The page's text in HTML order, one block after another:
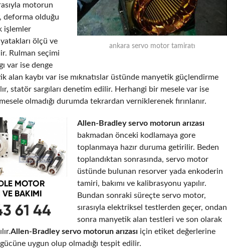
ankara servo motor tamiratı
motorun
deforma olduğu
işlemler
ölçü ve
Rulman seçimi
var ise denge
alan kaybı var ise mıknatıslar üstünde manyetik güçlendirme
statör sargıları denetim edilir. Herhangi bir mesele var ise
mesele olmadığı durumda tekrardan verniklerenek fırınlanır.
Allen-Bradley servo motorun arızası
bakmadan önceki kodlamaya gore
toplanmaya hazır duruma getirilir. Beden
toplandıktan sonrasında, servo motor
üstünde bulunan resorver yada enkoderin
tamiri, bakımı ve kalibrasyonu yapılır.
Bundan sonraki süreçte servo motor,
sırasıyla elektriksel testlerden geçer, ondan
sonra manyetik alan testleri ve son olarak
Allen-Bradley servo motorun arızası için etiket değerlerine
uygun olup olmadığı tespit edilir.